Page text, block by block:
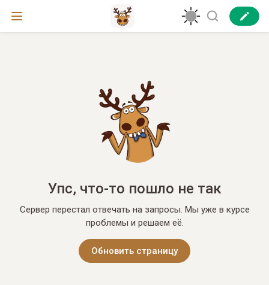
Упс, что-то пошло не так
Сервер перестал отвечать на запросы. Мы уже в курсе
проблемы и решаем её.
Обновить страницу